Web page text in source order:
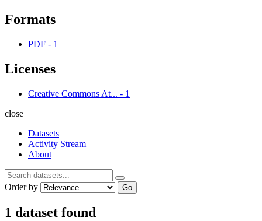
Formats
PDF - 1
Licenses
Creative Commons At... - 1
close
Datasets
Activity Stream
About
Order by Go
1 dataset found